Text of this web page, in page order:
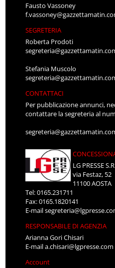
Fausto Vassoney
SEGRETERIA
Roberta Prodoti
Stefania Muscolo
CONTATTACI
Per pubblicazione annunci,
contattare la segreteria al
LG PRESSE
via Festaz, 52
11100 AOSTA
Tel: 0165.231711
Fax: 0165.1820141
E-mail
RESPONSABILE DI AGENZIA
Arianna Gori Chisari
E-maila.chisari@lgpresse.com
Account